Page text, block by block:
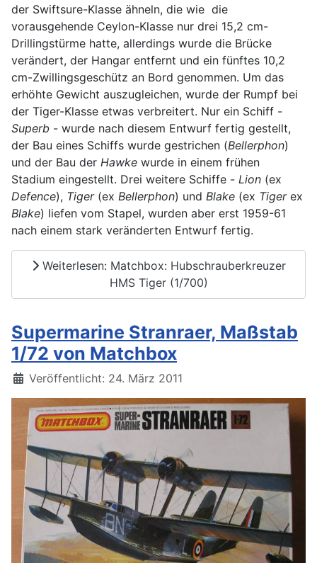
der Swiftsure-Klasse ähneln, die wie die
vorausgehende Ceylon-Klasse nur drei 15,2 cm-
Drillingstürme hatte, allerdings wurde die Brücke
verändert, der Hangar entfernt und ein fünftes 10,2
cm-Zwillingsgeschütz an Bord genommen. Um das
erhöhte Gewicht auszugleichen, wurde der Rumpf bei
der Tiger-Klasse etwas verbreitert. Nur ein Schiff -
Superb - wurde nach diesem Entwurf fertig gestellt,
der Bau eines Schiffs wurde gestrichen (Bellerphon)
und der Bau der Hawke wurde in einem frühen
Stadium eingestellt. Drei weitere Schiffe - Lion (ex
Defence), Tiger(ex Bellerphon) und Blake (ex Tigerex
Blake) liefen vom Stapel, wurden aber erst 1959-61
nach einem stark veränderten Entwurf fertig.
Weiterlesen: Matchbox: Hubschrauberkreuzer
HMS Tiger (1/700)
Supermarine Stranraer, Maßstab
1/72 von Matchbox
Details
Veröffentlicht: 24. März 2011